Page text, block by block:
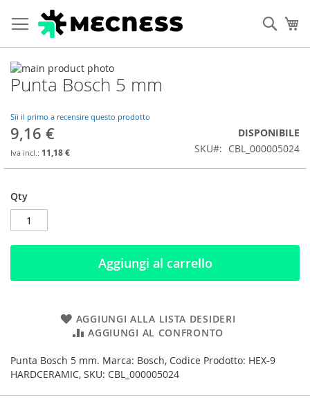
Cerca
Vai
alla
fine
galleria
di
immagini
Vai
all'inizio
galleria
di
immagini
Punta Bosch 5 mm
Sii il primo a recensire questo prodotto
9,16 €
11,18 €
DISPONIBILE
SKU
CBL_000005024
Qty
Aggiungi al carrello
AGGIUNGI ALLA LISTA DESIDERI
AGGIUNGI AL CONFRONTO
Punta Bosch 5 mm. Marca: Bosch, Codice Prodotto: HEX-9
HARDCERAMIC, SKU: CBL_000005024